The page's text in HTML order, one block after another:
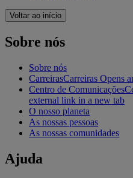
Voltar ao início
Sobre nós
Sobre nós
CarreirasCarreiras Opens
Centro de Comunicações
external link in a new tab
O nosso planeta
As nossas pessoas
As nossas comunidades
Ajuda